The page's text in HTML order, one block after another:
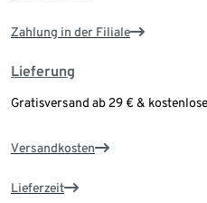
Zahlung in der Filiale
Lieferung
Gratisversand ab 29 € &
Versandkosten
Lieferzeit